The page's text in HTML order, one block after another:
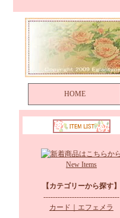
HOME
New Items
【カテゴリーから探す】
--------------------------------
カード｜エフェメラ